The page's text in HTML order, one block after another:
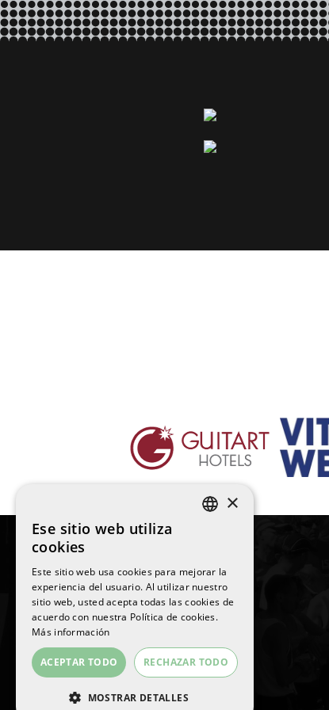
©2026 La Sansi
Todos los derechos reservados
CATALAN
×
Ese sitio web utiliza
cookies
Este sitio web usa cookies para mejorar la
experiencia del usuario. Al utilizar nuestro
sitio web, usted acepta todas las cookies de
acuerdo con nuestra Política de cookies.
Más información
ACEPTAR TODO RECHAZAR TODO
MOSTRAR DETALLES